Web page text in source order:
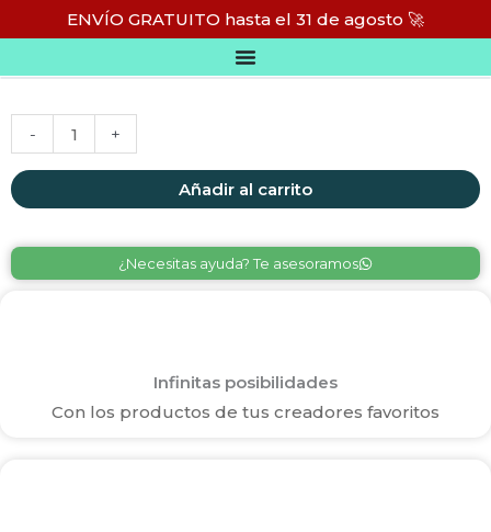
al
contenido
ENVÍO GRATUITO hasta el 31 de agosto 🚀
TAZA EL RINCÓN DE AKASYA
-
El
Rincón
Akasya
cantidad
+
Añadir al carrito
¿Necesitas ayuda? Te asesoramos
Infinitas posibilidades
Con los productos de tus creadores favoritos